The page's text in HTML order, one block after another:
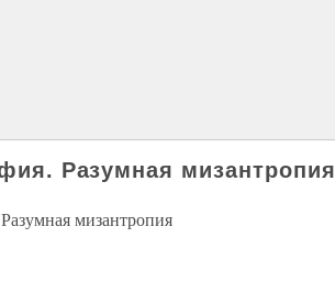
Разумная мизантропия
мизантропия